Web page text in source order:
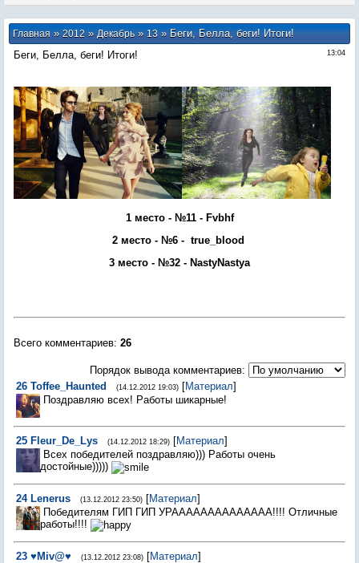
Главная»2012 » Декабрь » 13» Беги, Белла, беги! Итоги!
13:04
Беги, Белла, беги! Итоги!
1 место - №11 - Fvbhf
2 место - №6 - true_blоod
3 место - №32 - NastyNastya
Всего комментариев: 26
Порядок вывода комментариев:
26 Toffee_Haunted (14.12.2012 19:03) [Материал]
Поздравляю всех! Работы шикарные!
25 Fleur_De_Lys (14.12.2012 18:29) [Материал]
Всех победителей поздравляю))) Работы очень
достойные)))))
24 Lenerus (13.12.2012 23:50) [Материал]
Победителям ГИП ГИП УРАААААААААААААА!!!! Отличные
работы!!!!
23 ♥Miv@♥ (13.12.2012 23:08) [Материал]